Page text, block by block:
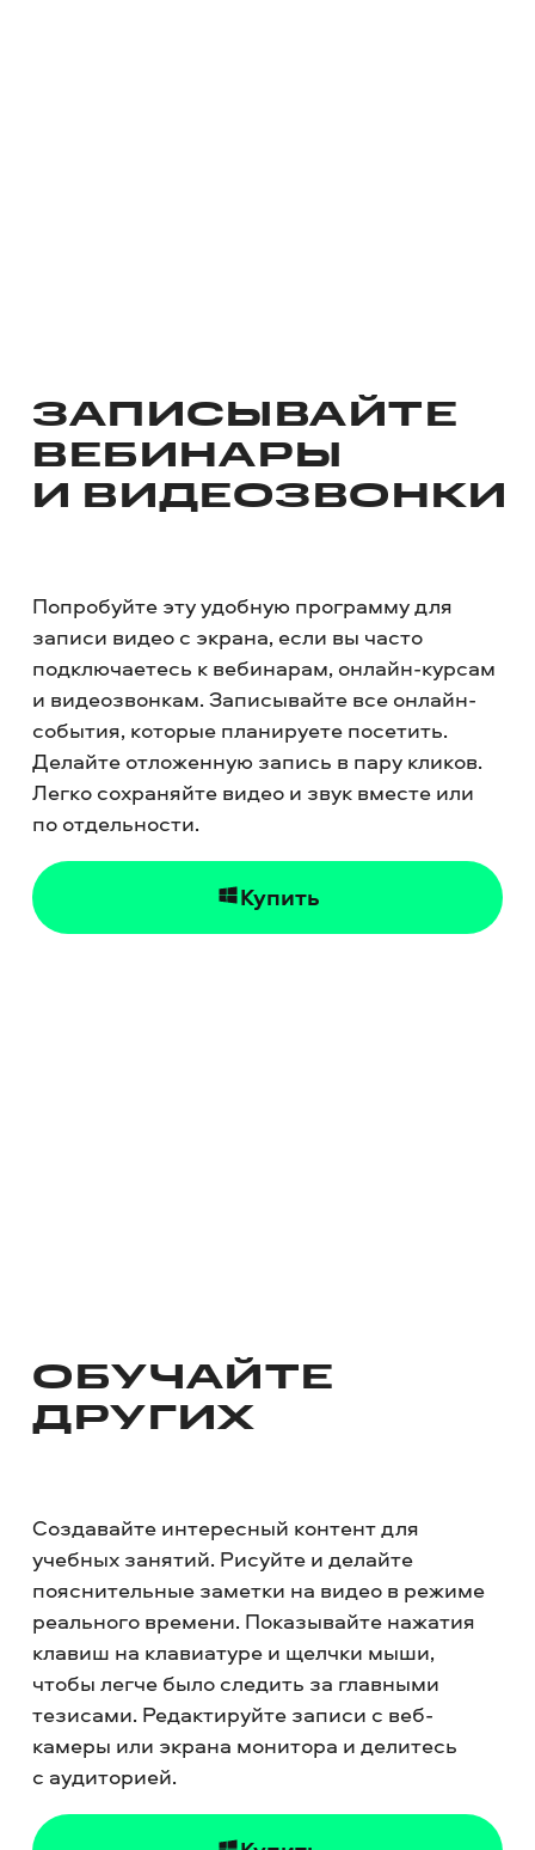
ЗАПИСЫВАЙТЕ
ВЕБИНАРЫ
И ВИДЕОЗВОНКИ
Попробуйте эту удобную программу для
записи видео с экрана, если вы часто
подключаетесь к вебинарам, онлайн-курсам
и видеозвонкам. Записывайте все онлайн-
события, которые планируете посетить.
Делайте отложенную запись в пару кликов.
Легко сохраняйте видео и звук вместе или
по отдельности.
Купить
ОБУЧАЙТЕ
ДРУГИХ
Создавайте интересный контент для
учебных занятий. Рисуйте и делайте
пояснительные заметки на видео в режиме
реального времени. Показывайте нажатия
клавиш на клавиатуре и щелчки мыши,
чтобы легче было следить за главными
тезисами. Редактируйте записи с веб-
камеры или экрана монитора и делитесь
с аудиторией.